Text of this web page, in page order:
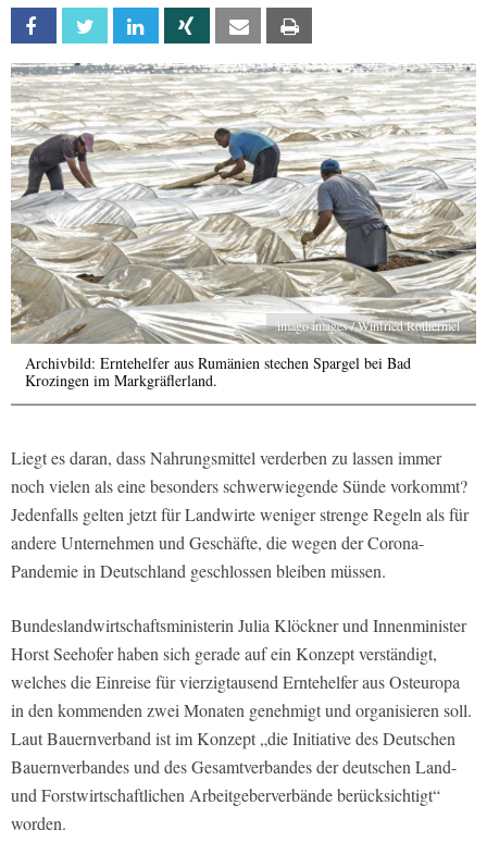
Facebook Twitter Linkedin Xing Email
imago images / Winfried Rothermel
Archivbild: Erntehelfer aus Rumänien stechen Spargel bei Bad
Krozingen im Markgräflerland.
Liegt es daran, dass Nahrungsmittel verderben zu lassen immer
noch vielen als eine besonders schwerwiegende Sünde vorkommt?
Jedenfalls gelten jetzt für Landwirte weniger strenge Regeln als für
andere Unternehmen und Geschäfte, die wegen der Corona-
Pandemie in Deutschland geschlossen bleiben müssen.
Bundeslandwirtschaftsministerin Julia Klöckner und Innenminister
Horst Seehofer haben sich gerade auf ein Konzept verständigt,
welches die Einreise für vierzigtausend Erntehelfer aus Osteuropa
in den kommenden zwei Monaten genehmigt und organisieren soll.
Laut Bauernverband ist im Konzept „die Initiative des Deutschen
Bauernverbandes und des Gesamtverbandes der deutschen Land-
und Forstwirtschaftlichen Arbeitgeberverbände berücksichtigt“
worden.